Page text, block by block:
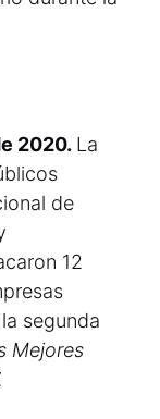
2020. La
de
12
segunda
Mejores